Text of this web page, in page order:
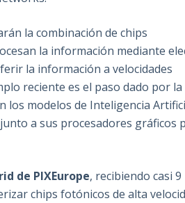
la combinación de chips
la información mediante
la información a velocidades
reciente es el paso dado por la
los modelos de Inteligencia
a sus procesadores gráficos
de PIXEurope, recibiendo casi
chips fotónicos de alta